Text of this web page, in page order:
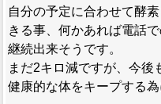
自分の予定に合わせて酵
きる事、何かあれば電話
継続出来そうです。
まだ2キロ減ですが、今後
健康的な体をキープする